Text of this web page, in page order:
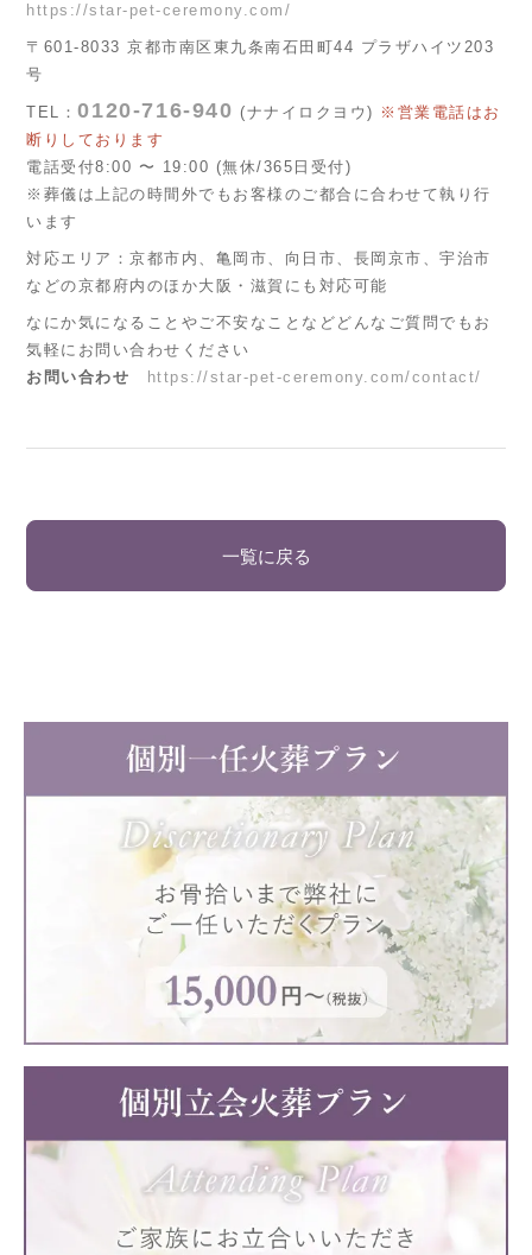
https://star-pet-ceremony.com/
〒601-8033 京都市南区東九条南石田町44 プラザハイツ203
号
TEL：0120-716-940 (ナナイロクヨウ) ※営業電話はお
断りしております
電話受付8:00 〜 19:00 (無休/365日受付)
※葬儀は上記の時間外でもお客様のご都合に合わせて執り行
います
対応エリア：京都市内、亀岡市、向日市、長岡京市、宇治市
などの京都府内のほか大阪・滋賀にも対応可能
なにか気になることやご不安なことなどどんなご質問でもお
気軽にお問い合わせください
お問い合わせ
https://star-pet-ceremony.com/contact/
一覧に戻る